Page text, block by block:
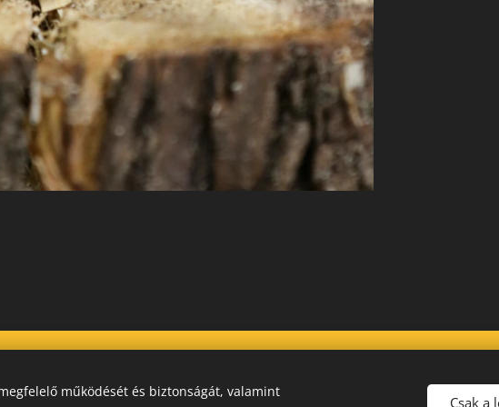
működését és biztonságát, valamint
Csak a